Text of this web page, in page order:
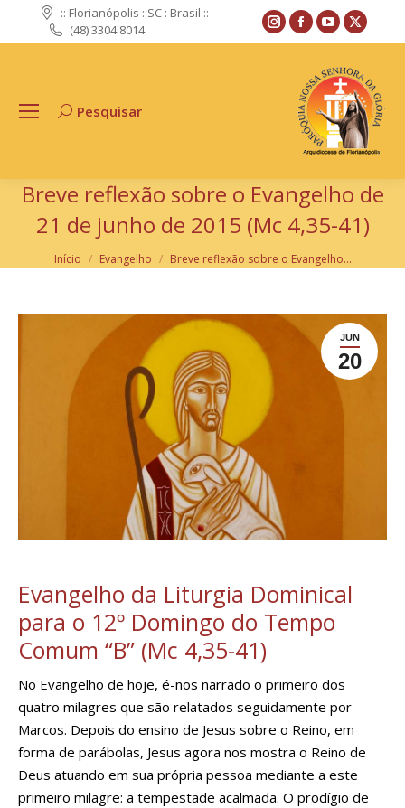
:: Florianópolis : SC : Brasil ::
(48) 3304.8014
Instagram
page
new
window
Facebook
page
opens
in
new
window
YouTube
page
opens
in
new
window
X
page
in
new
Search:Pesquisar
Breve reflexão sobre o Evangelho de
21 de junho de 2015 (Mc 4,35-41)
Você está aqui:
Início Evangelho Breve reflexão sobre o Evangelho…
JUN
20
Evangelho da Liturgia Dominical
para o 12º Domingo do Tempo
Comum “B” (Mc 4,35-41)
No Evangelho de hoje, é-nos narrado o primeiro dos
quatro milagres que são relatados seguidamente por
Marcos. Depois do ensino de Jesus sobre o Reino, em
forma de parábolas, Jesus agora nos mostra o Reino de
Deus atuando em sua própria pessoa mediante a este
primeiro milagre: a tempestade acalmada. O prodígio de